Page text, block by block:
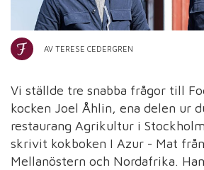
AV TERESE CEDERGREN
Vi ställde tre snabba frågor till
kocken Joel Åhlin, ena delen ur
restaurang Agrikultur i
skrivit kokboken I Azur - Mat
Mellanöstern och Nordafrika.